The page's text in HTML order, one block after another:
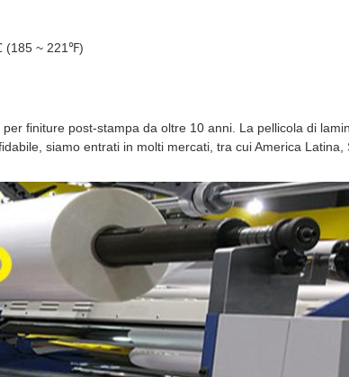
(185 ~ 221℉)
finiture post-stampa da oltre 10 anni. La pellicola di
siamo entrati in molti mercati, tra cui America